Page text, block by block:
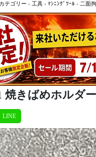
カテゴリー › 工具 › ﾏｼﾆﾝｸﾞﾂｰﾙ › 二面
焼きばめホルダ